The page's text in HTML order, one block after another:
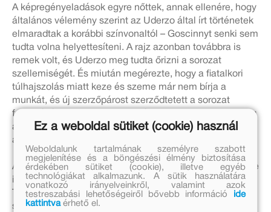
A képregényeladások egyre nőttek, annak ellenére, hogy
általános vélemény szerint az Uderzo által írt történetek
elmaradtak a korábbi színvonaltól – Goscinnyt senki sem
tudta volna helyettesíteni. A rajz azonban továbbra is
remek volt, és Uderzo meg tudta őrizni a sorozat
szellemiségét. És miután megérezte, hogy a fiatalkori
túlhajszolás miatt keze és szeme már nem bírja a
munkát, és új szerzőpárost szerződtetett a sorozat
folytatására, kedvesen, de határozottan fogalmazta meg
az elvárásait. Folyamatosan ellenőrizte a történetek
alakulását, de sosem kötötte meg
Amikor nemrég rákérdeztek, hogy hősei kalandjai nélküle
is folytatódnak-e majd, Uderzo elbizonytalanodott.
Túlságosan is szereti őket ahhoz, hogy teljesen
szabadon eressze őket, és esetleg mások majd egészen
Ez a weboldal sütiket (cookie) használ
Weboldalunk tartalmának személyre szabott
megjelenítése és a böngészési élmény biztosítása
érdekében sütiket (cookie), illetve egyéb
technológiákat alkalmazunk. A sütik használatára
vonatkozó irányelveinkről, valamint azok
testreszabási lehetőségeiről bővebb információ
ide
kattintvaérhető el.